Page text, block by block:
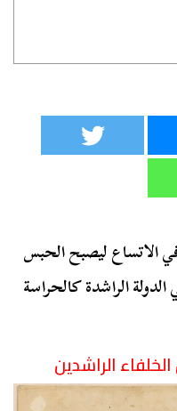
الاتساع ليصبح الحبس
الراشدة كالحراسة
الراشدين